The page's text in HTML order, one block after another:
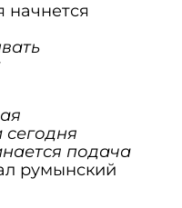
начнется
подача
румынский